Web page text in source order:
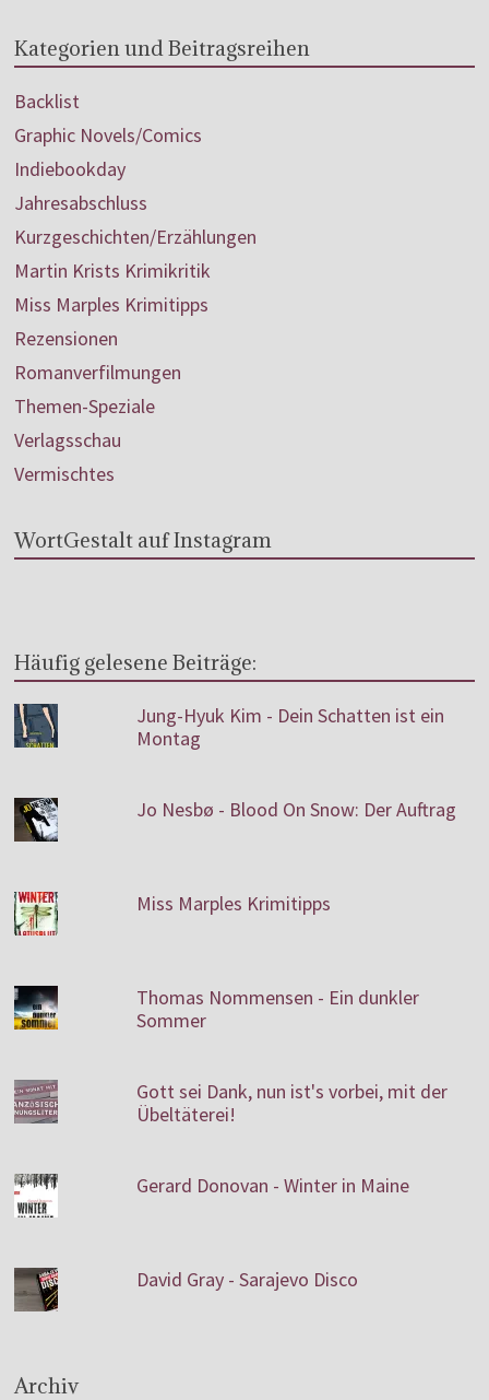
Kategorien und Beitragsreihen
Backlist
Graphic Novels/Comics
Indiebookday
Jahresabschluss
Kurzgeschichten/Erzählungen
Martin Krists Krimikritik
Miss Marples Krimitipps
Rezensionen
Romanverfilmungen
Themen-Speziale
Verlagsschau
Vermischtes
WortGestalt auf Instagram
Häufig gelesene Beiträge:
Jung-Hyuk Kim - Dein Schatten ist ein
Montag
Jo Nesbø - Blood On Snow: Der Auftrag
Miss Marples Krimitipps
Thomas Nommensen - Ein dunkler
Sommer
Gott sei Dank, nun ist's vorbei, mit der
Übeltäterei!
Gerard Donovan - Winter in Maine
David Gray - Sarajevo Disco
Archiv